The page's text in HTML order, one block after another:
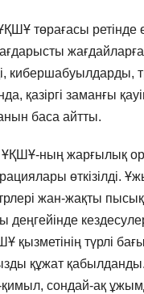
төрағасы ретінде
жағдайларға
кибершабуылдарды,
қазіргі заманғы
баса айтты.
ҰҚШҰ-ның жарғылық
өткізілді.
жан-жақты
қызметінің түрлі
құжат
сондай-ақ